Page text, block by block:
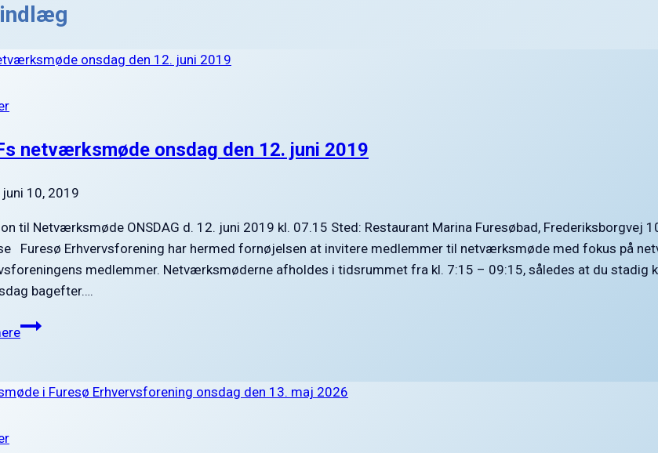
netværksmøde onsdag den 12. juni 2019
juni 10, 2019
til Netværksmøde ONSDAG d. 12. juni 2019 kl. 07.15 Sted: Restaurant Marina Furesøbad, Frederiksborgvej
Furesø Erhvervsforening har hermed fornøjelsen at invitere medlemmer til netværksmøde med fokus på
medlemmer. Netværksmøderne afholdes i tidsrummet fra kl. 7:15 – 09:15, således at du stadig
bagefter….
FUEFs
den